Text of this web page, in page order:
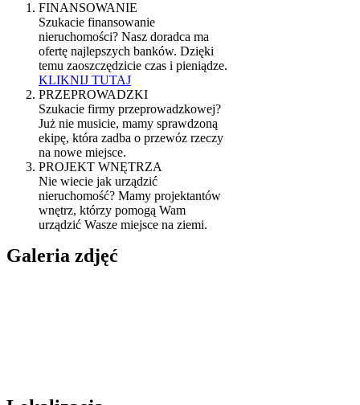
FINANSOWANIE
Szukacie finansowanie
nieruchomości? Nasz doradca ma
ofertę najlepszych banków. Dzięki
temu zaoszczędzicie czas i pieniądze.
KLIKNIJ TUTAJ
PRZEPROWADZKI
Szukacie firmy przeprowadzkowej?
Już nie musicie, mamy sprawdzoną
ekipę, która zadba o przewóz rzeczy
na nowe miejsce.
PROJEKT WNĘTRZA
Nie wiecie jak urządzić
nieruchomość? Mamy projektantów
wnętrz, którzy pomogą Wam
urządzić Wasze miejsce na ziemi.
Galeria zdjęć